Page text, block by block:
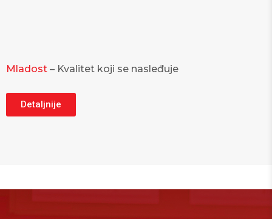
Mladost – Kvalitet koji se nasleđuje
Detaljnije